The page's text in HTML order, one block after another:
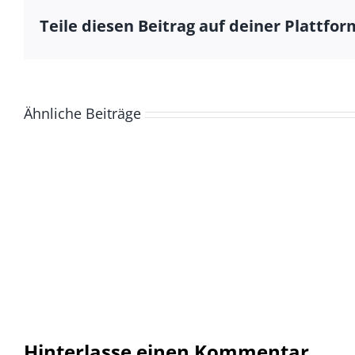
Teile diesen Beitrag auf deiner
Ähnliche Beiträge